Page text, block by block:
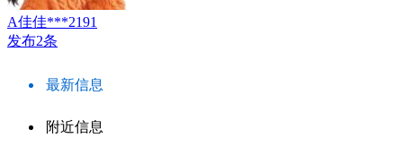
A佳佳***2191
发布2条
最新信息
附近信息